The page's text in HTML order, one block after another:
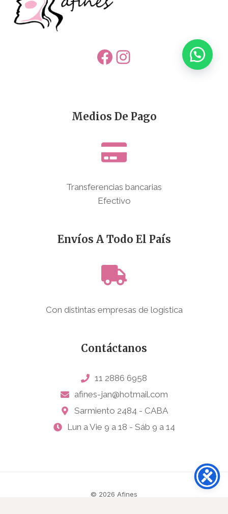
Facebook
Instagram
Medios De Pago
Transferencias bancarias
Efectivo
Envíos A Todo El País
Con distintas empresas de logística
Contáctanos
11 2886 6958
afines-jan@hotmail.com
Sarmiento 2484 - CABA
Lun a Vie 9 a 18 - Sáb 9 a 14
© 2026 Afines